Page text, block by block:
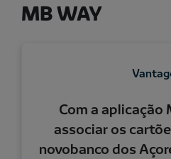
MB WAY
Com a aplicação
associar os
novobanco dos